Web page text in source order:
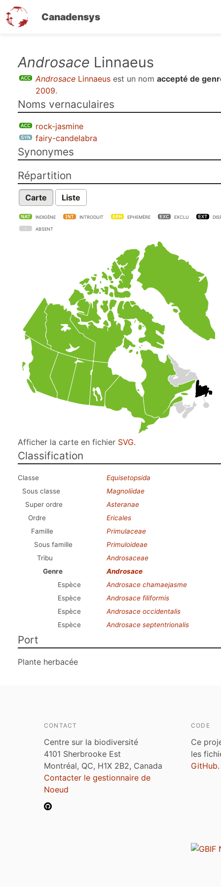
Canadensys
contenu
Androsace Linnaeus
Androsace Linnaeus est un nom accepté de
2009.
Noms vernaculaires
rock-jasmine
fairy-candelabra
Synonymes
Répartition
Carte Liste
INDIGÈNE INTRODUIT EPHEMÈRE EXCLU
ABSENT
Afficher la carte en fichier SVG.
Classification
Classe
Equisetopsida
Sous classe
Magnoliidae
Super ordre
Asteranae
Ordre
Ericales
Famille
Primulaceae
Sous famille
Primuloideae
Tribu
Androsaceae
Genre
Androsace
Espèce
Androsace chamaejasme
Espèce
Androsace filiformis
Espèce
Androsace occidentalis
Espèce
Androsace septentrionalis
Port
Plante herbacée
CONTACT
Centre sur la biodiversité
4101 Sherbrooke Est
Montréal, QC, H1X 2B2, Canada
Contacter le gestionnaire de
Noeud
CODE
Ce
les
GitHub.